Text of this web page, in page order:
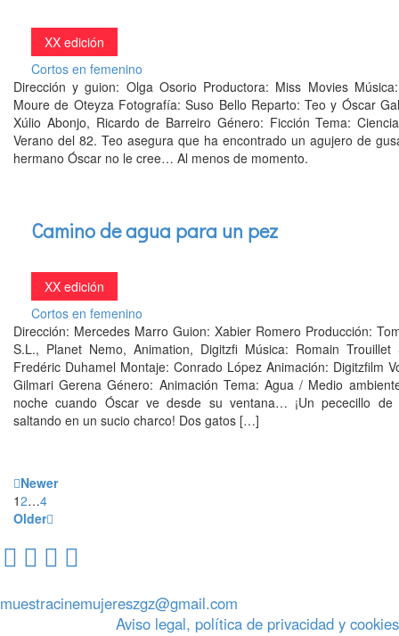
XX edición
Cortos en femenino
Dirección y guion: Olga Osorio Productora: Miss Movies
Moure de Oteyza Fotografía: Suso Bello Reparto: Teo y Óscar
Xúlio Abonjo, Ricardo de Barreiro Género: Ficción Tema:
Verano del 82. Teo asegura que ha encontrado un agujero de
hermano Óscar no le cree… Al menos de momento.
Camino de agua para un pez
XX edición
Cortos en femenino
Dirección: Mercedes Marro Guion: Xabier Romero Producción:
S.L., Planet Nemo, Animation, Digitzfi Música: Romain Trouillet
Fredéric Duhamel Montaje: Conrado López Animación: Digitzfilm
Gilmari Gerena Género: Animación Tema: Agua / Medio
noche cuando Óscar ve desde su ventana… ¡Un pececillo de
saltando en un sucio charco! Dos gatos […]
Newer
12…4
Older
muestracinemujereszgz@gmail.com
Aviso legal, política de privacidad y cookies